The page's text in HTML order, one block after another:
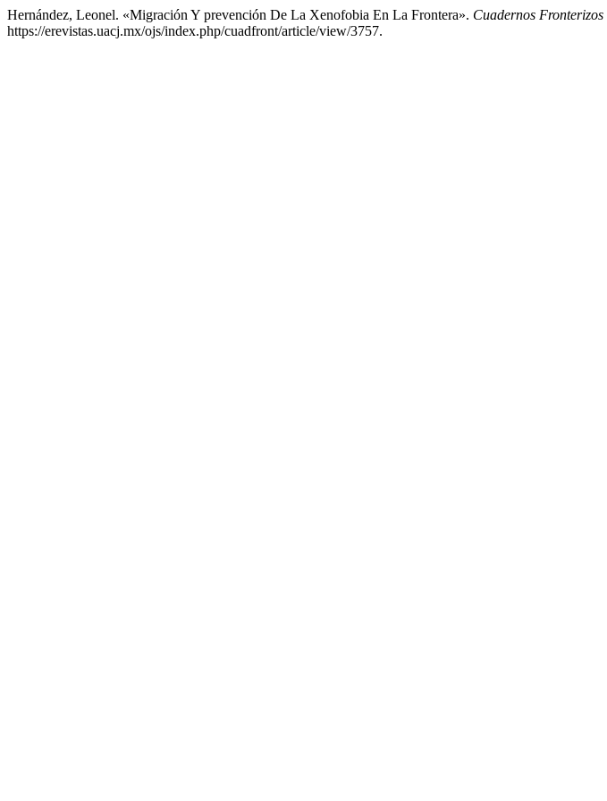
Hernández, Leonel. «Migración Y prevención De La Xenofobia En La Frontera». Cuadernos Fronterizos
https://erevistas.uacj.mx/ojs/index.php/cuadfront/article/view/3757.